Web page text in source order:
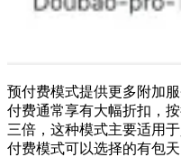
预付费模式提供更多附加
付费通常享有大幅折扣，
三倍，这种模式主要适用
付费模式可以选择的有包